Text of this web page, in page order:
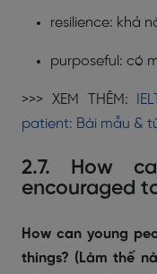
resilience: khả
purposeful: có
>>> XEM THÊM:
patient: Bài mẫu &
2.7. How
encouraged
How can young
things? (Làm thế